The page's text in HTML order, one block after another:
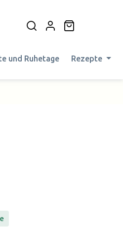
und Ruhetage Rezepte